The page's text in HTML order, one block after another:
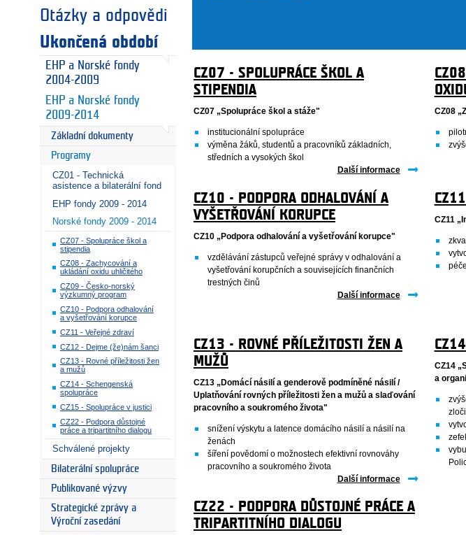
Otázky a odpovědi
Ukončená období
EHP a Norské fondy
2004-2009
EHP a Norské fondy
2009-2014
Základní dokumenty
Programy
CZ01 - Technická
asistence a bilaterální fond
EHP fondy 2009 - 2014
Norské fondy 2009 - 2014
CZ07 - Spolupráce škol a
stipendia
CZ08 - Zachycování a
ukládání oxidu uhličitého
CZ09 - Česko-norský
výzkumný program
CZ10 - Podpora odhalování
a vyšetřování korupce
CZ11 - Veřejné zdraví
CZ12 - Dejme (že)nám šanci
CZ13 - Rovné příležitosti žen
a mužů
CZ14 - Schengenská
spolupráce
CZ15 - Spolupráce v justici
CZ22 - Podpora důstojné
práce a tripartitního dialogu
Schválené projekty
Bilaterální spolupráce
Publikované výzvy
Strategické zprávy a
Výroční zasedání
CZ07 - SPOLUPRÁCE ŠKOL A
STIPENDIA
CZ07 „Spolupráce škol a stáže"
institucionální spolupráce
výměna žáků, studentů a pracovníků základních,
středních a vysokých škol
Další informace
CZ08
CZ10 - PODPORA ODHALOVÁNÍ A
VYŠETŘOVÁNÍ KORUPCE
CZ10 „Podpora odhalování a vyšetřování korupce"
vzdělávání zástupců veřejné správy v odhalování a
vyšetřování korupčních a souvisejících finančních
trestných činů
Další informace
CZ11
CZ13 - ROVNÉ PŘÍLEŽITOSTI ŽEN A
MUŽŮ
CZ13 „Domácí násilí a genderově podmíněné násilí /
Uplatňování rovných příležitosti žen a mužů a slaďování
pracovního a soukromého života"
snížení výskytu a latence domácího násilí a násilí na
ženách
šíření povědomí o možnostech efektivní rovnováhy
pracovního a soukromého života
Další informace
CZ14
a
CZ22 - PODPORA DŮSTOJNÉ PRÁCE A
TRIPARTITNÍHO DIALOGU